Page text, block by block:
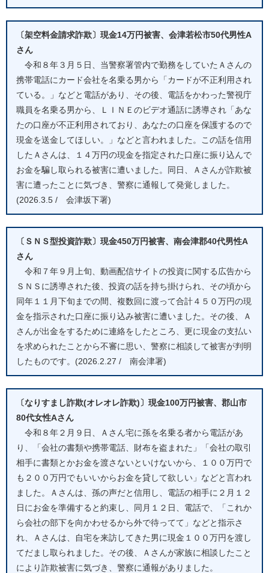
〔架空料金請求詐欺〕現金14万円被害、会津若松市50代男性A
さん
令和８年３月５日、当警察署管内で勤務をしていたＡさんの
携帯電話にカード会社を名乗る男から「カードが不正利用され
ている。」などと電話があり、その後、電話をかわった警視庁
職員を名乗る男から、ＬＩＮＥのビデオ通話に誘導され「あな
たの口座が不正利用されており、あなたの口座を保護するので
現金を送金してほしい。」などと言われました。この話を信用
したＡさんは、１４万円の現金を指定された口座に振り込んで
お金を騙し取られる被害に遭いました。同日、Ａさんが詐欺被
害に遭ったことに気づき、警察に通報して発覚しました。
(2026.3.5 / 会津坂下署)
〔ＳＮＳ型投資詐欺〕現金450万円被害、南会津郡40代男性A
さん
令和７年９月上旬、動画配信サイトの投資に関する広告から
ＳＮＳに誘導された後、投資の話を持ち掛けられ、その頃から
同年１１月下旬までの間、複数回に渡って合計４５０万円の現
金を指示された口座に振り込み被害に遭いました。その後、Ａ
さんが出金をするために連絡をしたところ、更に現金の支払い
を求められたことから不審に思い、警察に相談して被害が判明
したものです。(2026.2.27 / 南会津署)
〔なりすまし詐欺(オレオレ詐欺)〕現金100万円被害、郡山市
80代女性Aさん
令和８年２月９日、Ａさん宅に孫を名乗る者から電話があ
り、「会社の書類や携帯電話、財布を盗まれた」「会社の取引
相手に書類とかお金を渡さないといけないから、１００万円で
も２００万円でもいいからお金を貸して欲しい」などと言われ
ました。Ａさんは、孫の声だと信用し、電話の相手に２月１２
日にお金を準備すると約束し、同月１２日、電話で、「これか
ら会社の部下を向かわせるから外で待ってて」などと指示さ
れ、Ａさんは、自宅を来訪してきた男に現金１００万円を渡し
てだまし取られました。その後、Ａさんが家族に相談したこと
により詐欺被害に気づき、警察に通報がありました。